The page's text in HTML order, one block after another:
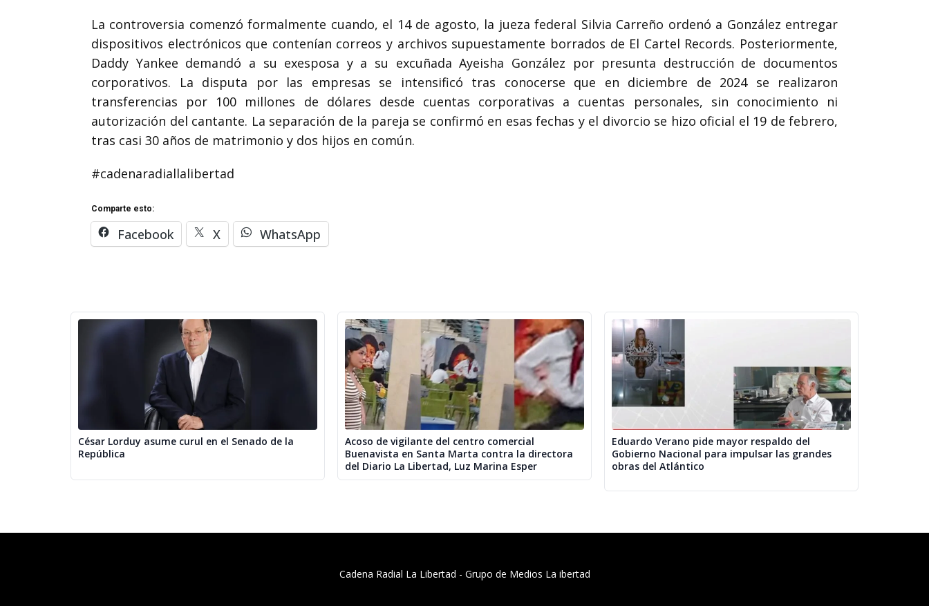
La controversia comenzó formalmente cuando, el 14 de agosto, la jueza federal Silvia Carreño ordenó a González entregar
dispositivos electrónicos que contenían correos y archivos supuestamente borrados de El Cartel Records. Posteriormente,
Daddy Yankee demandó a su exesposa y a su excuñada Ayeisha González por presunta destrucción de documentos
corporativos. La disputa por las empresas se intensificó tras conocerse que en diciembre de 2024 se realizaron
transferencias por 100 millones de dólares desde cuentas corporativas a cuentas personales, sin conocimiento ni
autorización del cantante. La separación de la pareja se confirmó en esas fechas y el divorcio se hizo oficial el 19 de febrero,
tras casi 30 años de matrimonio y dos hijos en común.
#cadenaradiallalibertad
Comparte esto:
Facebook X WhatsApp
César Lorduy asume curul en el Senado de la
República
Acoso de vigilante del centro comercial
Buenavista en Santa Marta contra la directora
del Diario La Libertad, Luz Marina Esper
Eduardo Verano pide mayor respaldo del
Gobierno Nacional para impulsar las grandes
obras del Atlántico
Cadena Radial La Libertad​ - Grupo de Medios La ibertad